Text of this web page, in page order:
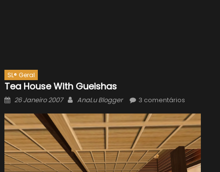
SL® Geral
Tea House With Gueishas
Posted
26 Janeiro 2007 Author
AnaLu Blogger 3 comentários